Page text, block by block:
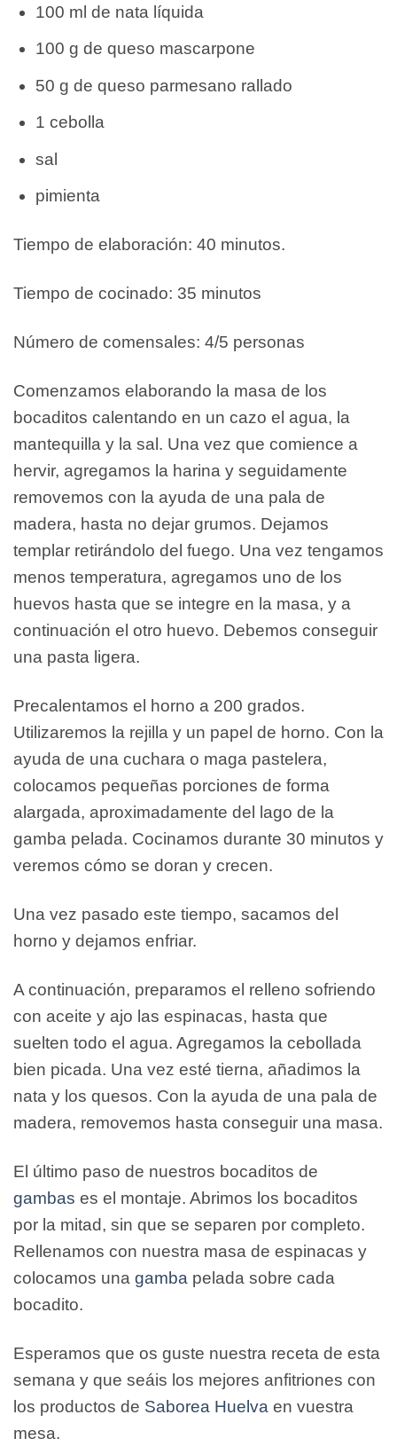
100 ml de nata líquida
100 g de queso mascarpone
50 g de queso parmesano rallado
1 cebolla
sal
pimienta
Tiempo de elaboración: 40 minutos.
Tiempo de cocinado: 35 minutos
Número de comensales: 4/5 personas
Comenzamos elaborando la masa de los
bocaditos calentando en un cazo el agua, la
mantequilla y la sal. Una vez que comience a
hervir, agregamos la harina y seguidamente
removemos con la ayuda de una pala de
madera, hasta no dejar grumos. Dejamos
templar retirándolo del fuego. Una vez tengamos
menos temperatura, agregamos uno de los
huevos hasta que se integre en la masa, y a
continuación el otro huevo. Debemos conseguir
una pasta ligera.
Precalentamos el horno a 200 grados.
Utilizaremos la rejilla y un papel de horno. Con la
ayuda de una cuchara o maga pastelera,
colocamos pequeñas porciones de forma
alargada, aproximadamente del lago de la
gamba pelada. Cocinamos durante 30 minutos y
veremos cómo se doran y crecen.
Una vez pasado este tiempo, sacamos del
horno y dejamos enfriar.
A continuación, preparamos el relleno sofriendo
con aceite y ajo las espinacas, hasta que
suelten todo el agua. Agregamos la cebollada
bien picada. Una vez esté tierna, añadimos la
nata y los quesos. Con la ayuda de una pala de
madera, removemos hasta conseguir una masa.
El último paso de nuestros bocaditos de
gambas es el montaje. Abrimos los bocaditos
por la mitad, sin que se separen por completo.
Rellenamos con nuestra masa de espinacas y
colocamos una gamba pelada sobre cada
bocadito.
Esperamos que os guste nuestra receta de esta
semana y que seáis los mejores anfitriones con
los productos de Saborea Huelva en vuestra
mesa.